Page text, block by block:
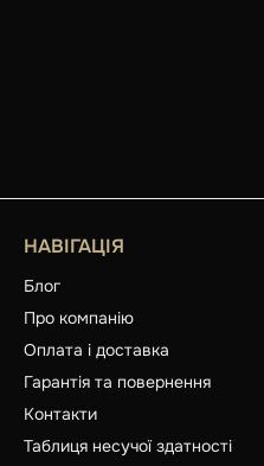
НАВІГАЦІЯ
Блог
Про компанію
Оплата і доставка
Гарантія та повернення
Контакти
Таблиця несучої здатності